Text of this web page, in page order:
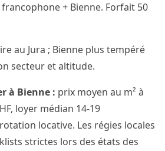
+ Bienne. Forfait 50
au Jura ; Bienne plus tempéré
secteur et altitude.
à Bienne : prix moyen au m² à
loyer médian 14-19
locative. Les régies locales
strictes lors des états des